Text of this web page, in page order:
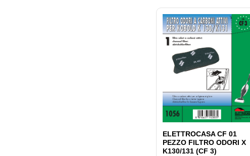
ELETTROCASA CF 01
PEZZO FILTRO ODORI X
K130/131 (CF 3)